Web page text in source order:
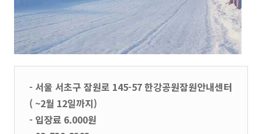
- 서울 서초구 잠원로 145-57 한강공원잠원안내센터
( ~2월 12일까지)
- 입장료 6.000원